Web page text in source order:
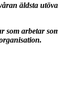
äldsta
som arbetar